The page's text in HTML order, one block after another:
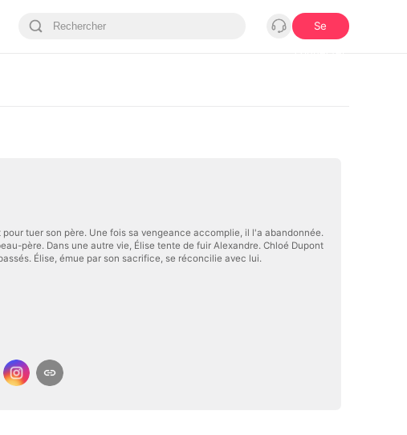
Se
tuer son père. Une fois sa vengeance accomplie, il l'a abandonnée.
père. Dans une autre vie, Élise tente de fuir Alexandre. Chloé Dupont
Élise, émue par son sacrifice, se réconcilie avec lui.